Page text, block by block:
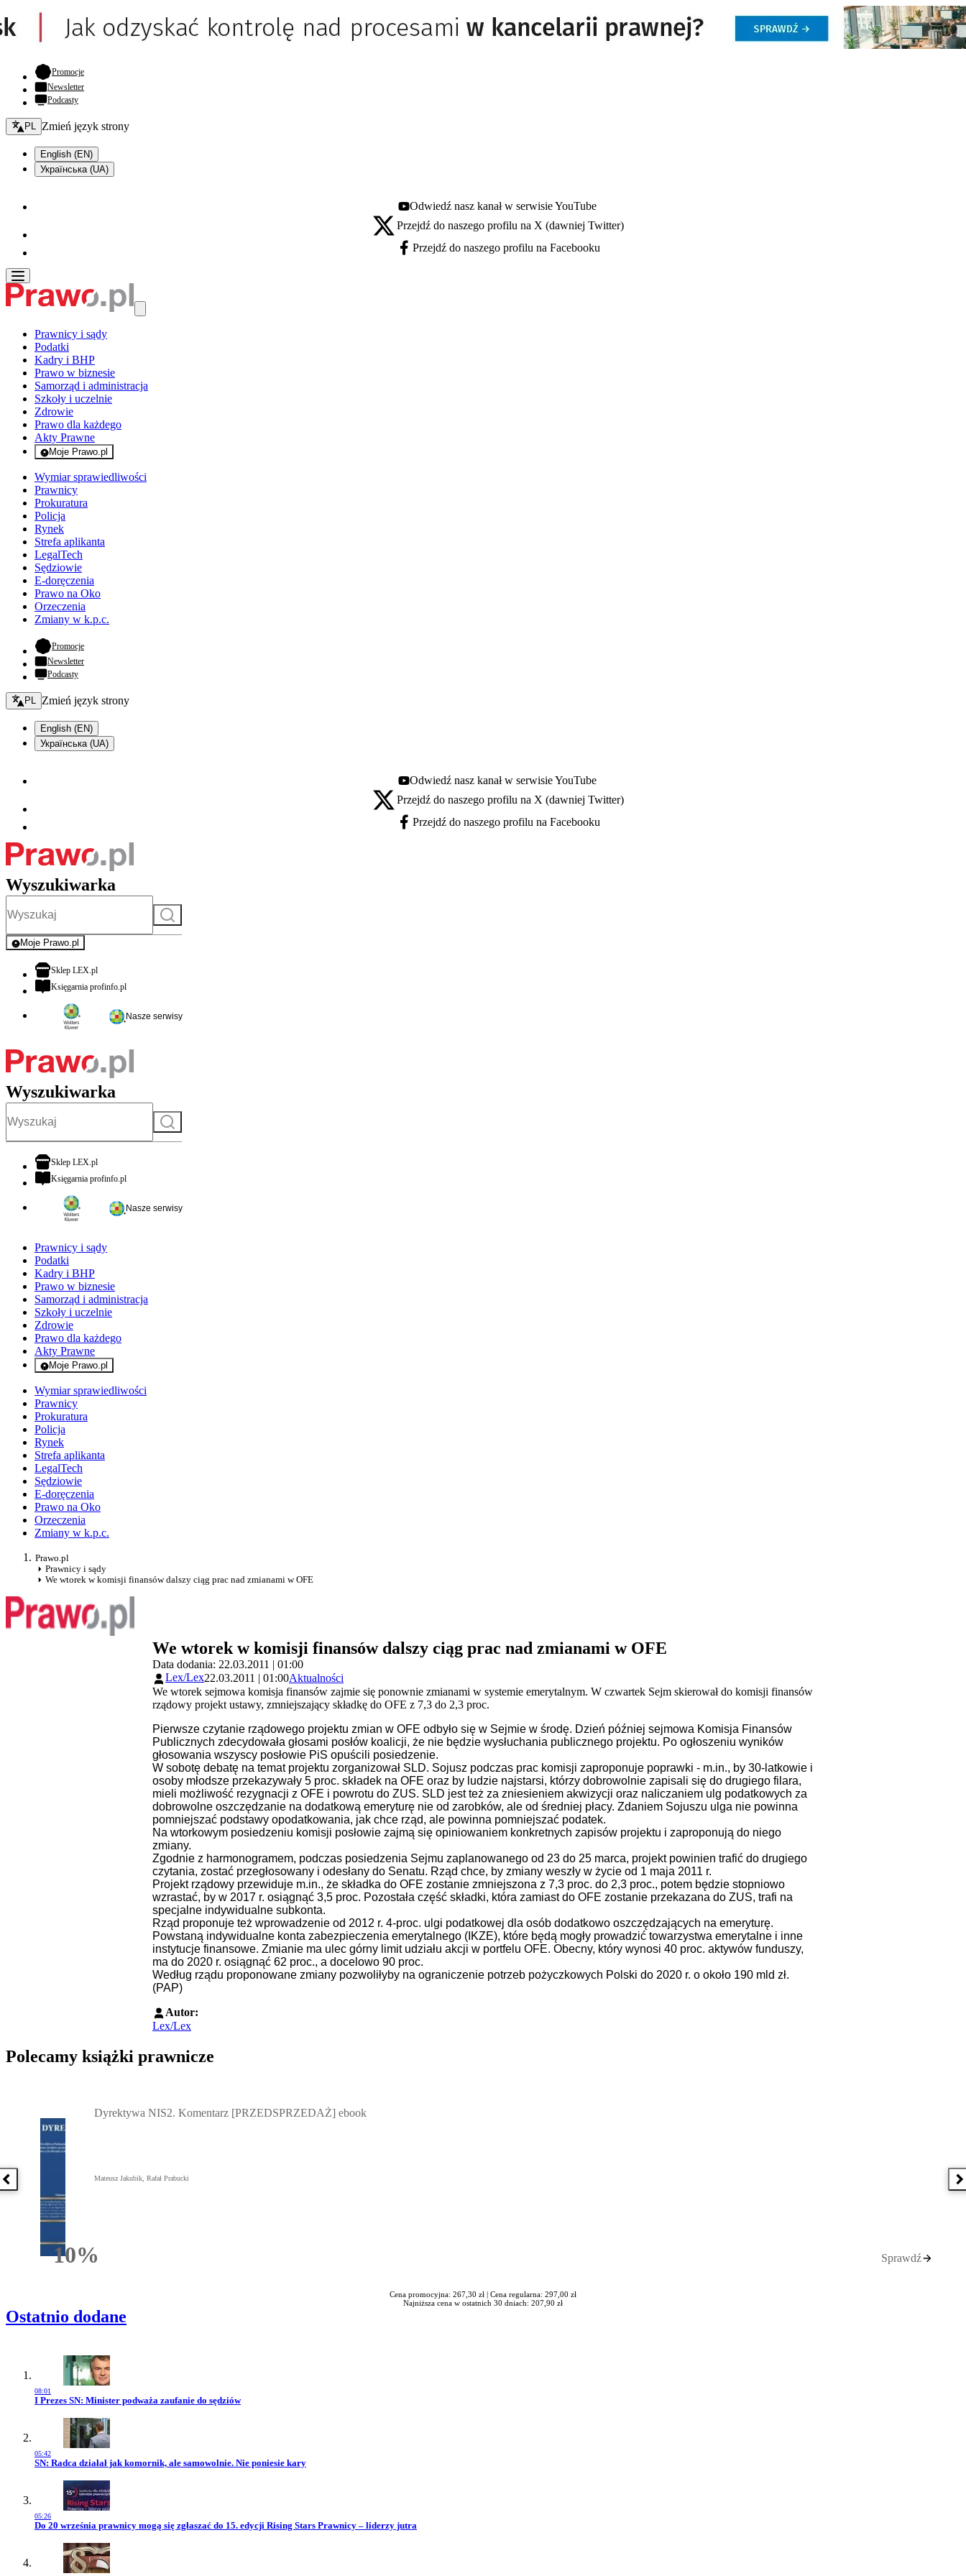
Promocje- otwiera się w nowej karcie
Newsletter
Podcasty
Zmień język - bieżący:
PL Zmień język strony
English (EN)
Українська (UA)
Youtube - otwiera się w nowej karcie
Odwiedź nasz kanał w serwisie YouTube
X - otwiera się w nowej karcie
Przejdź do naszego profilu na X (dawniej Twitter)
Facebook - otwiera się w nowej karcie
Przejdź do naszego profilu na Facebooku
Prawnicy i sądy
Podatki
Kadry i BHP
Prawo w biznesie
Samorząd i administracja
Szkoły i uczelnie
Zdrowie
Prawo dla każdego
Akty Prawne
Moje Prawo.pl
- rejestracja i logowanie do serwisu
Wymiar sprawiedliwości
Prawnicy
Prokuratura
Policja
Rynek
Strefa aplikanta
LegalTech
Sędziowie
E-doręczenia
Prawo na Oko
Orzeczenia
Zmiany w k.p.c.
Promocje- otwiera się w nowej karcie
Newsletter
Podcasty
Zmień język - bieżący:
PL Zmień język strony
English (EN)
Українська (UA)
Youtube - otwiera się w nowej karcie
Odwiedź nasz kanał w serwisie YouTube
X - otwiera się w nowej karcie
Przejdź do naszego profilu na X (dawniej Twitter)
Facebook - otwiera się w nowej karcie
Przejdź do naszego profilu na Facebooku
Wyszukiwarka
Szukaj
Moje Prawo.pl
- rejestracja i logowanie do serwisu
Sklep LEX.plotwiera się w nowej karcie
Księgarnia profinfo.plotwiera się w nowej karcie
Nasze serwisy
Wyszukiwarka
Szukaj
Sklep LEX.plotwiera się w nowej karcie
Księgarnia profinfo.plotwiera się w nowej karcie
Nasze serwisy
Prawnicy i sądy
Podatki
Kadry i BHP
Prawo w biznesie
Samorząd i administracja
Szkoły i uczelnie
Zdrowie
Prawo dla każdego
Akty Prawne
Moje Prawo.pl
- rejestracja i logowanie do serwisu
Wymiar sprawiedliwości
Prawnicy
Prokuratura
Policja
Rynek
Strefa aplikanta
LegalTech
Sędziowie
E-doręczenia
Prawo na Oko
Orzeczenia
Zmiany w k.p.c.
Prawo.pl
Prawnicy i sądy
We wtorek w komisji finansów dalszy ciąg prac nad zmianami w OFE
We wtorek w komisji finansów dalszy ciąg prac nad zmianami w OFE
Data dodania: 22.03.2011 | 01:00
Lex/Lex22.03.2011 | 01:00Aktualności
We wtorek sejmowa komisja finansów zajmie się ponownie zmianami w systemie emerytalnym. W czwartek Sejm skierował do komisji finansów
rządowy projekt ustawy, zmniejszający składkę do OFE z 7,3 do 2,3 proc.
Pierwsze czytanie rządowego projektu zmian w OFE odbyło się w Sejmie w środę. Dzień później sejmowa Komisja Finansów
Publicznych zdecydowała głosami posłów koalicji, że nie będzie wysłuchania publicznego projektu. Po ogłoszeniu wyników
głosowania wszyscy posłowie PiS opuścili posiedzenie.
W sobotę debatę na temat projektu zorganizował SLD. Sojusz podczas prac komisji zaproponuje poprawki - m.in., by 30-latkowie i
osoby młodsze przekazywały 5 proc. składek na OFE oraz by ludzie najstarsi, którzy dobrowolnie zapisali się do drugiego filara,
mieli możliwość rezygnacji z OFE i powrotu do ZUS. SLD jest też za zniesieniem akwizycji oraz naliczaniem ulg podatkowych za
dobrowolne oszczędzanie na dodatkową emeryturę nie od zarobków, ale od średniej płacy. Zdaniem Sojuszu ulga nie powinna
pomniejszać podstawy opodatkowania, jak chce rząd, ale powinna pomniejszać podatek.
Na wtorkowym posiedzeniu komisji posłowie zajmą się opiniowaniem konkretnych zapisów projektu i zaproponują do niego
zmiany.
Zgodnie z harmonogramem, podczas posiedzenia Sejmu zaplanowanego od 23 do 25 marca, projekt powinien trafić do drugiego
czytania, zostać przegłosowany i odesłany do Senatu. Rząd chce, by zmiany weszły w życie od 1 maja 2011 r.
Projekt rządowy przewiduje m.in., że składka do OFE zostanie zmniejszona z 7,3 proc. do 2,3 proc., potem będzie stopniowo
wzrastać, by w 2017 r. osiągnąć 3,5 proc. Pozostała część składki, która zamiast do OFE zostanie przekazana do ZUS, trafi na
specjalne indywidualne subkonta.
Rząd proponuje też wprowadzenie od 2012 r. 4-proc. ulgi podatkowej dla osób dodatkowo oszczędzających na emeryturę.
Powstaną indywidualne konta zabezpieczenia emerytalnego (IKZE), które będą mogły prowadzić towarzystwa emerytalne i inne
instytucje finansowe. Zmianie ma ulec górny limit udziału akcji w portfelu OFE. Obecny, który wynosi 40 proc. aktywów funduszy,
ma do 2020 r. osiągnąć 62 proc., a docelowo 90 proc.
Według rządu proponowane zmiany pozwoliłyby na ograniczenie potrzeb pożyczkowych Polski do 2020 r. o około 190 mld zł.
(PAP)
Autor:
Lex/Lex
Polecamy książki prawnicze
Poprzednia książka
10%Rabatu
Dyrektywa NIS2. Komentarz [PRZEDSPRZEDAŻ] ebook
Mateusz Jakubik, Rafał Prabucki
Sprawdź
Cena promocyjna: 267,30 zł | Cena regularna: 297,00 zł
Najniższa cena w ostatnich 30 dniach: 207,90 zł
Ostatnio dodane
08:01
Przejdź do artykułu:
I Prezes SN: Minister podważa zaufanie do sędziów
05:42
Przejdź do artykułu:
SN: Radca działał jak komornik, ale samowolnie. Nie poniesie kary
05:26
Przejdź do artykułu:
Do 20 września prawnicy mogą się zgłaszać do 15. edycji Rising Stars Prawnicy – liderzy jutra